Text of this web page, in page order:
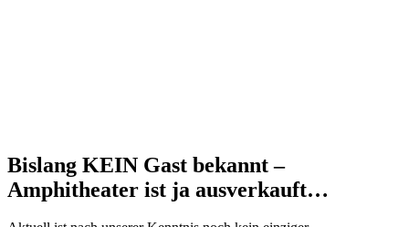
Bislang KEIN Gast bekannt –
Amphitheater ist ja ausverkauft…